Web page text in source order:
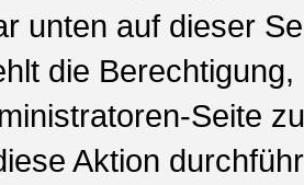
unten auf dieser
die
Seite
Aktion